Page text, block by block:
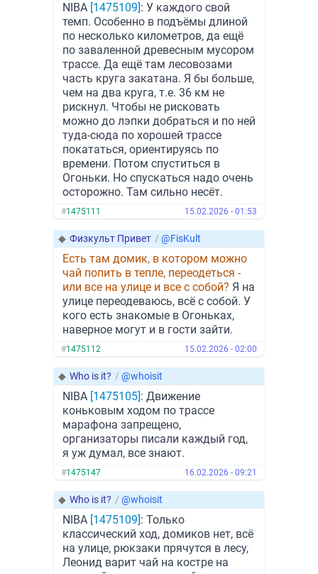
NIBA [1475109]: У каждого свой
темп. Особенно в подъёмы длиной
по несколько километров, да ещё
по заваленной древесным мусором
трассе. Да ещё там лесовозами
часть круга закатана. Я бы больше,
чем на два круга, т.е. 36 км не
рискнул. Чтобы не рисковать
можно до лэпки добраться и по ней
туда-сюда по хорошей трассе
покататься, ориентируясь по
времени. Потом спуститься в
Огоньки. Но спускаться надо очень
осторожно. Там сильно несёт.
#1475111 15.02.2026 - 01:53
◆ Физкульт Привет / @FisKult
Есть там домик, в котором можно
чай попить в тепле, переодеться -
или все на улице и все с собой? Я на
улице переодеваюсь, всё с собой. У
кого есть знакомые в Огоньках,
наверное могут и в гости зайти.
#1475112 15.02.2026 - 02:00
◆ Who is it? / @whoisit
NIBA [1475105]: Движение
коньковым ходом по трассе
марафона запрещено,
организаторы писали каждый год,
я уж думал, все знают.
#1475147 16.02.2026 - 09:21
◆ Who is it? / @whoisit
NIBA [1475109]: Только
классический ход, домиков нет, всё
на улице, рюкзаки прячутся в лесу,
Леонид варит чай на костре на